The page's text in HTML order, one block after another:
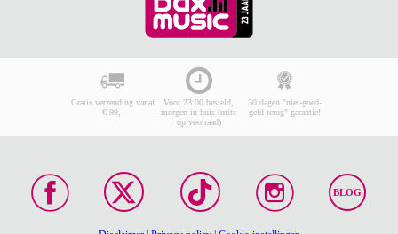
Gratis verzending vanaf
€ 99,-
Voor 23:00 besteld,
morgen in huis (mits
op voorraad)
30 dagen "niet-goed-
geld-terug" garantie!
BLOG